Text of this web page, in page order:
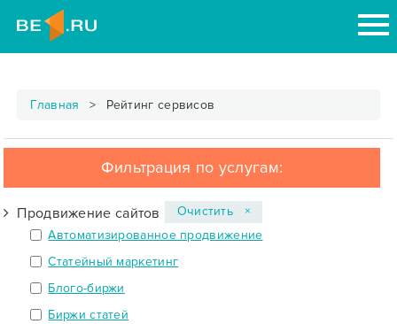
Главная Рейтинг сервисов
Фильтрация по услугам:
Продвижение сайтов
Автоматизированное продвижение
Статейный маркетинг
Блого-биржи
Биржи статей
Очистить ×